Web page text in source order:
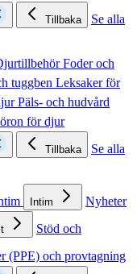
Tillbaka
Se alla
Foder och
tuggben Leksaker för
Päls- och hudvård
för djur
Tillbaka
Se alla
Intim
Nyheter
Stöd och
(PPE) och provtagning